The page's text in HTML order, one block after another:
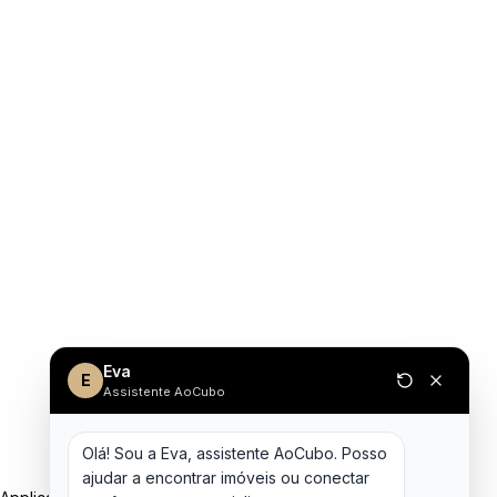
E Eva
Assistente AoCubo
Olá! Sou a Eva, assistente AoCubo. Posso
ajudar a encontrar imóveis ou conectar